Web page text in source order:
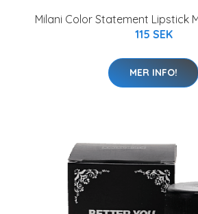
Milani Color Statement Lipstick
115 SEK
MER INFO!